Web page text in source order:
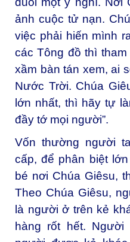
ảnh cuộc tử nạn.
việc phải hiến mình
các Tông đồ thì
xầm bàn tán xem, ai
Nước Trời. Chúa
lớn nhất, thì hãy tự
đầy tớ mọi người”.
Vốn thường người
cấp, để phân biệt
bé nơi Chúa Giêsu,
Theo Chúa Giêsu,
là người ở trên kẻ
hàng rốt hết.